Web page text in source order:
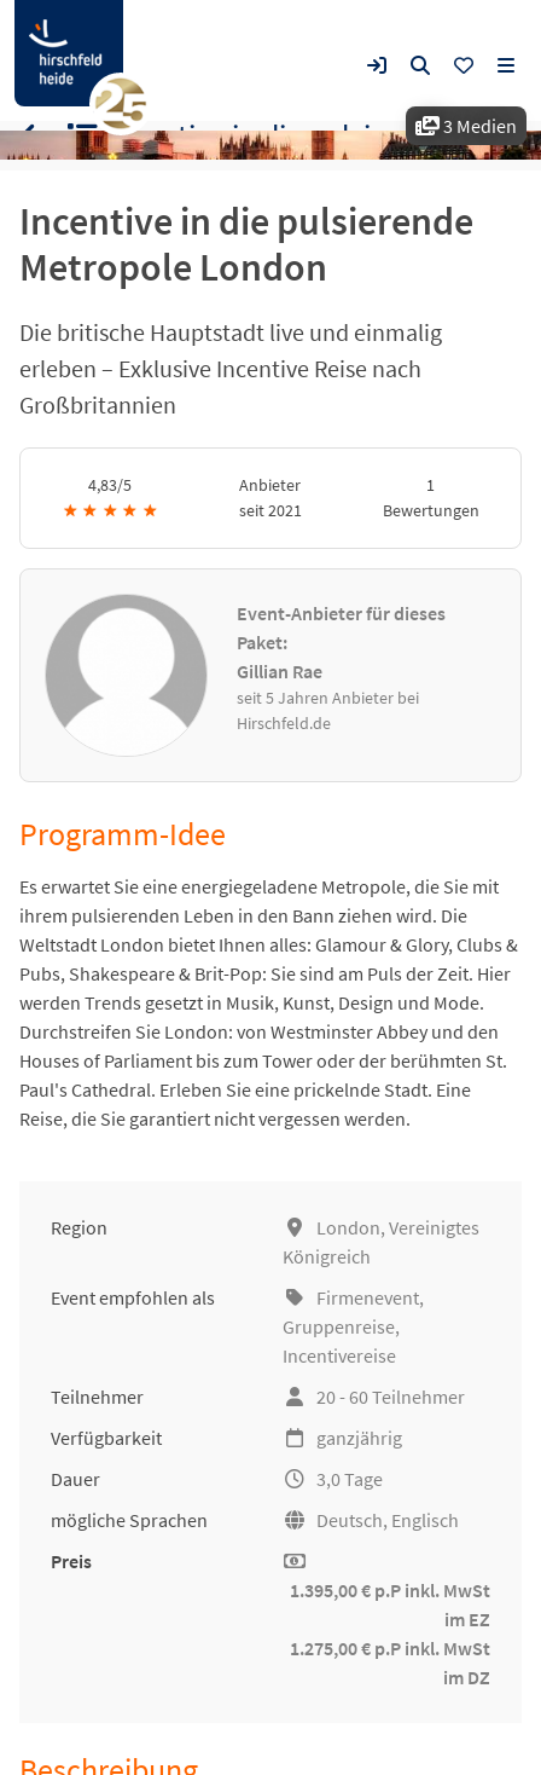
3 Medien
Incentive in die pulsierende
Metropole London
Die britische Hauptstadt live und einmalig
erleben – Exklusive Incentive Reise nach
Großbritannien
4,83/5
★ ★ ★ ★ ★
Anbieter
seit 2021
1
Bewertungen
Event-Anbieter für dieses
Paket:
Gillian Rae
seit 5 Jahren Anbieter bei
Hirschfeld.de
Incentive in die pulsierende Metropole London
Programm-Idee
Es erwartet Sie eine energiegeladene Metropole, die Sie mit
ihrem pulsierenden Leben in den Bann ziehen wird. Die
Weltstadt London bietet Ihnen alles: Glamour & Glory, Clubs &
Pubs, Shakespeare & Brit-Pop: Sie sind am Puls der Zeit. Hier
werden Trends gesetzt in Musik, Kunst, Design und Mode.
Durchstreifen Sie London: von Westminster Abbey und den
Houses of Parliament bis zum Tower oder der berühmten St.
Paul's Cathedral. Erleben Sie eine prickelnde Stadt. Eine
Reise, die Sie garantiert nicht vergessen werden.
Region
London, Vereinigtes
Königreich
Event empfohlen als
Firmenevent,
Gruppenreise,
Incentivereise
Teilnehmer
20 - 60 Teilnehmer
Verfügbarkeit
ganzjährig
Dauer
3,0 Tage
mögliche Sprachen
Deutsch, Englisch
Preis
1.395,00 € p.P inkl. MwSt
im EZ
1.275,00 € p.P inkl. MwSt
im DZ